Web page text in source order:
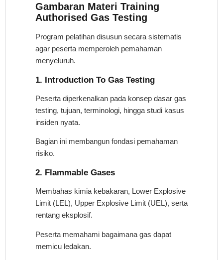
Gambaran Materi Training
Authorised Gas Testing
Program pelatihan disusun secara sistematis
agar peserta memperoleh pemahaman
menyeluruh.
1. Introduction To Gas Testing
Peserta diperkenalkan pada konsep dasar gas
testing, tujuan, terminologi, hingga studi kasus
insiden nyata.
Bagian ini membangun fondasi pemahaman
risiko.
2. Flammable Gases
Membahas kimia kebakaran, Lower Explosive
Limit (LEL), Upper Explosive Limit (UEL), serta
rentang eksplosif.
Peserta memahami bagaimana gas dapat
memicu ledakan.